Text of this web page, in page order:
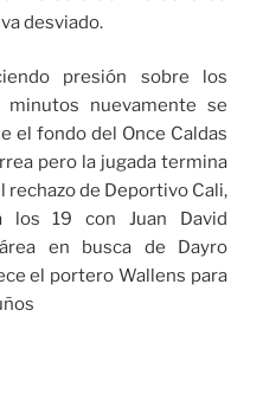
desviado.
presión sobre los
nuevamente se
el fondo del Once Caldas
pero la jugada termina
rechazo de Deportivo Cali,
los 19 con Juan David
en busca de Dayro
el portero Wallens para